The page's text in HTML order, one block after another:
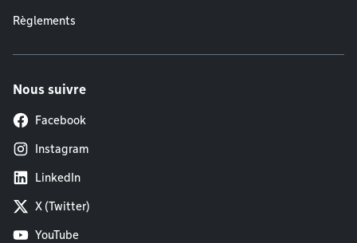
Règlements
Nous suivre
Facebook
Instagram
LinkedIn
X (Twitter)
YouTube